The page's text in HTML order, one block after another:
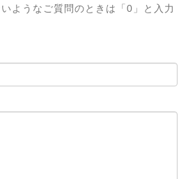
ようなご質問のときは「0」と入力